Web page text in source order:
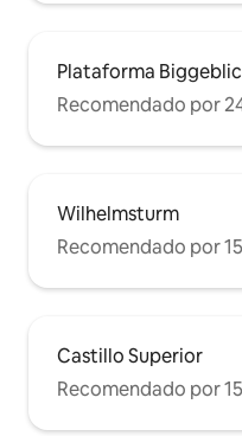
Plataforma
Recomendado por
Wilhelmsturm
Recomendado por
Castillo Superior
Recomendado por